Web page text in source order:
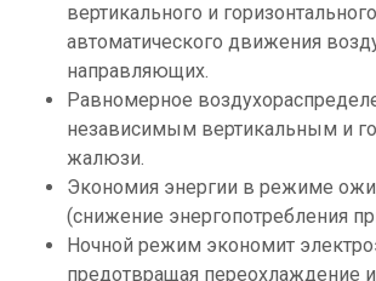
вертикального и горизонтального
автоматического движения
направляющих.
Равномерное
независимым вертикальным и
жалюзи.
Экономия энергии в режиме
(снижение энергопотребления
Ночной режим экономит
предотвращая переохлаждение